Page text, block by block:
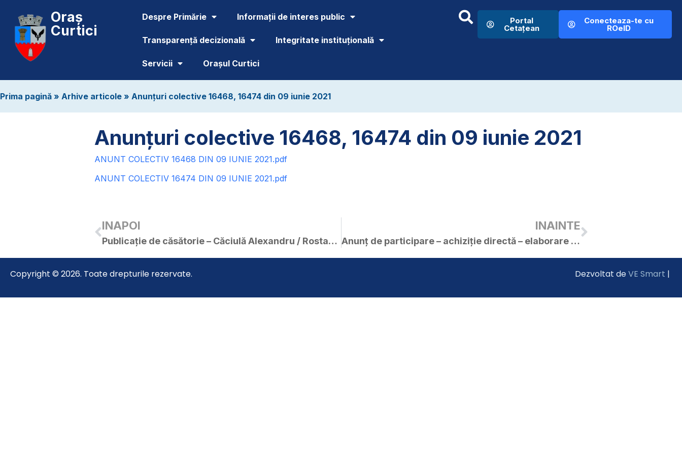
Oraș
Curtici
Despre Primărie Informații de interes public
Transparență decizională Integritate instituțională
Servicii Orașul Curtici
Portal
Cetațean
Conecteaza-te cu
ROeID
Prima pagină » Arhive articole » Anunțuri colective 16468, 16474 din 09 iunie 2021
Anunțuri colective 16468, 16474 din 09 iunie 2021
ANUNT COLECTIV 16468 DIN 09 IUNIE 2021.pdf
ANUNT COLECTIV 16474 DIN 09 IUNIE 2021.pdf
INAPOI
Publicație de căsătorie – Căciulă Alexandru / Rostaș Rahela-Cristina
INAINTE
Anunț de participare – achiziție directă – elaborare Plan Tehnic pentru obiectivul de investiții „Modernizarea și eficientizarea sistemului de iluminat public în orașul Curtici”
Copyright © 2026. Toate drepturile rezervate. Dezvoltat deVE Smart |